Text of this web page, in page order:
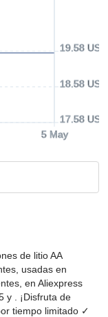
5 May
17.58 USD
18.58 USD
19.58 USD
de litio AA
usadas en
en Aliexpress
y . ¡Disfruta de
tiempo limitado ✓